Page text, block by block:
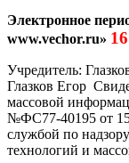
Электронное
www.vechor.ru»
Учредитель:
Глазков Егор
массовой
№ФС77-40195 от
службой по
технологий и